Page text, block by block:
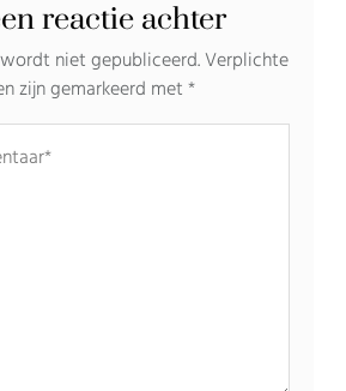
reactie achter
niet gepubliceerd.Verplichte
zijn gemarkeerd met*